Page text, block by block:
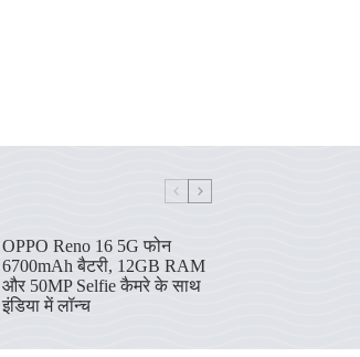
OPPO Reno 16 5G फोन
6700mAh बैटरी, 12GB RAM
और 50MP Selfie कैमरे के साथ
इंडिया में लॉन्च